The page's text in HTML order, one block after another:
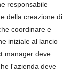
responsabile
della creazione di
coordinare e
iniziale al lancio
manager deve
l'azienda deve